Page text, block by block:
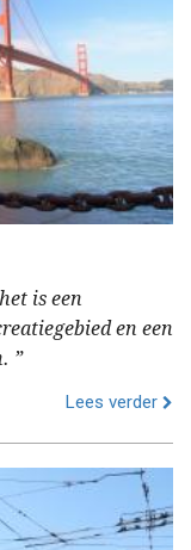
is een
en een
”
Lees verder